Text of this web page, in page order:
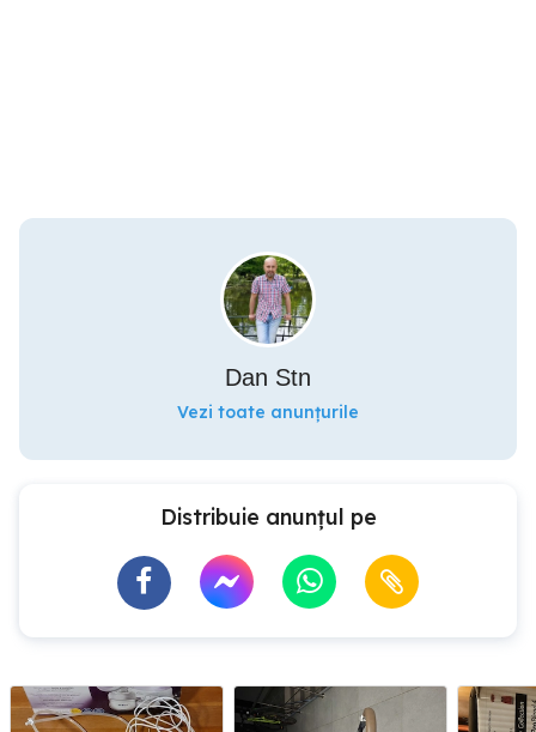
Dan Stn
Vezi toate anunțurile
Distribuie anunțul pe